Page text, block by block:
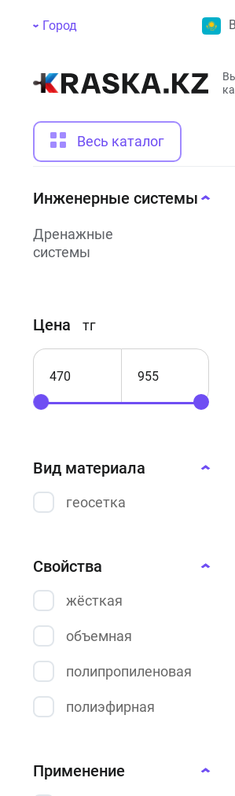
Город
Весь каталог
Инженерные системы
Дренажные
системы
Цена тг
Вид материала
геосетка
Свойства
жёсткая
объемная
полипропиленовая
полиэфирная
Применение